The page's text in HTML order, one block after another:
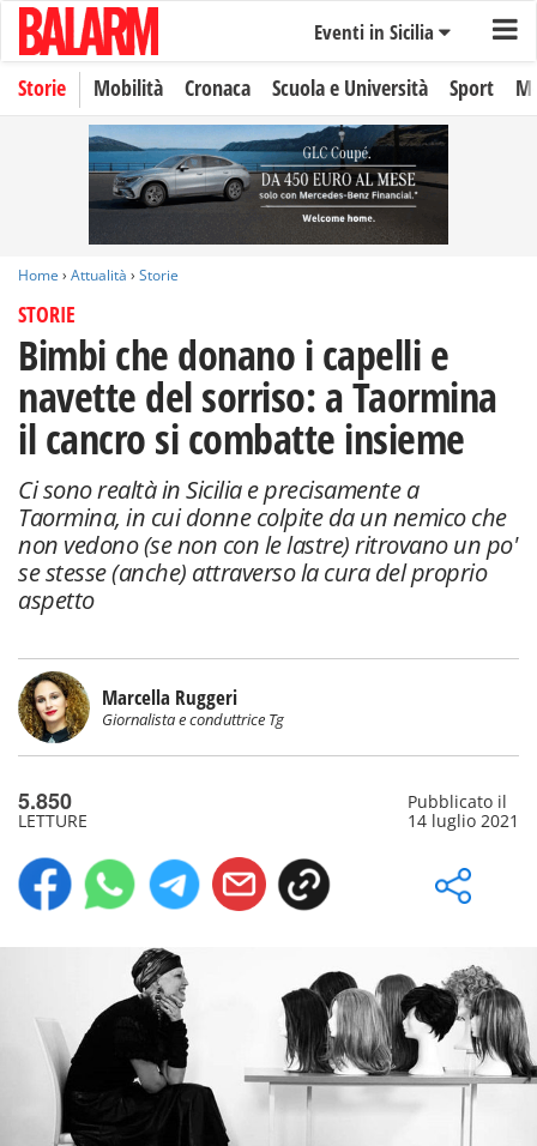
Eventi in Sicilia
Storie Mobilità Cronaca Scuola e Università Sport
Home › Attualità › Storie
STORIE
Bimbi che donano i capelli e
navette del sorriso: a Taormina
il cancro si combatte insieme
Ci sono realtà in Sicilia e precisamente a
Taormina, in cui donne colpite da un nemico che
non vedono (se non con le lastre) ritrovano un po'
se stesse (anche) attraverso la cura del proprio
aspetto
Marcella Ruggeri
Giornalista e conduttrice Tg
5.850
LETTURE
Pubblicato il
14 luglio 2021